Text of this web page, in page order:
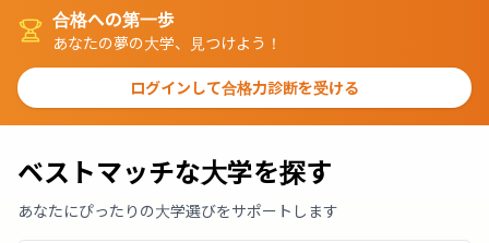
合格への第一歩
あなたの夢の大学、見つけよう！
ログインして合格力診断を受ける
ベストマッチな大学を探す
あなたにぴったりの大学選びをサポートします